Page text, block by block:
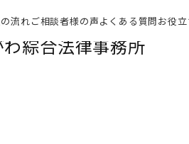
流れご相談者様の声よくある質問お役
わ綜合法律事務所